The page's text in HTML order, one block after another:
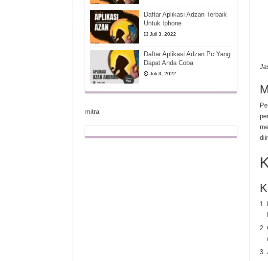
Daftar Aplikasi Adzan Terbaik
Untuk Iphone
Juli 3, 2022
Daftar Aplikasi Adzan Pc Yang
Dapat Anda Coba
Juli 3, 2022
mitra